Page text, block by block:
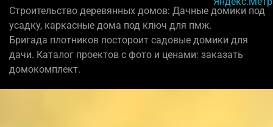
Строительство деревянных домов: Дачные домики под
усадку, каркасные дома под ключ для пмж.
Бригада плотников постороит садовые домики для
дачи. Каталог проектов с фото и ценами: заказать
домокомплект.